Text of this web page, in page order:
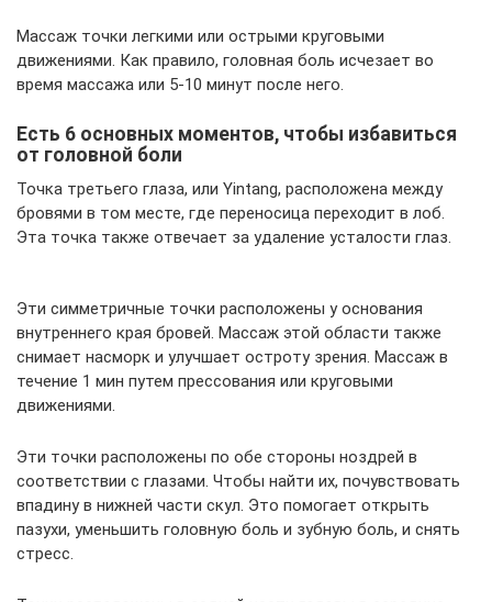
Массаж точки легкими или острыми круговыми
движениями. Как правило, головная боль исчезает во
время массажа или 5-10 минут после него.
Есть 6 основных моментов, чтобы избавиться
от головной боли
Точка третьего глаза, или Yintang, расположена между
бровями в том месте, где переносица переходит в лоб.
Эта точка также отвечает за удаление усталости глаз.
Эти симметричные точки расположены у основания
внутреннего края бровей. Массаж этой области также
снимает насморк и улучшает остроту зрения. Массаж в
течение 1 мин путем прессования или круговыми
движениями.
Эти точки расположены по обе стороны ноздрей в
соответствии с глазами. Чтобы найти их, почувствовать
впадину в нижней части скул. Это помогает открыть
пазухи, уменьшить головную боль и зубную боль, и снять
стресс.